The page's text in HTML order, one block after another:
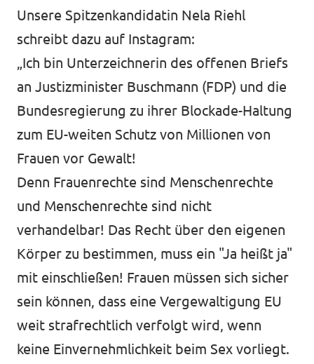
Unsere Spitzenkandidatin Nela Riehl
schreibt dazu auf Instagram:
„Ich bin Unterzeichnerin des offenen Briefs
an Justizminister Buschmann (FDP) und die
Bundesregierung zu ihrer Blockade-Haltung
zum EU-weiten Schutz von Millionen von
Frauen vor Gewalt!
Denn Frauenrechte sind Menschenrechte
und Menschenrechte sind nicht
verhandelbar! Das Recht über den eigenen
Körper zu bestimmen, muss ein "Ja heißt ja"
mit einschließen! Frauen müssen sich sicher
sein können, dass eine Vergewaltigung EU
weit strafrechtlich verfolgt wird, wenn
keine Einvernehmlichkeit beim Sex vorliegt.